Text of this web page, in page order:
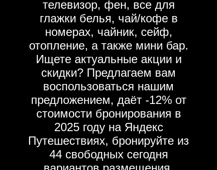
телевизор, фен, все для
глажки белья, чай/кофе в
номерах, чайник, сейф,
отопление, а также мини бар.
Ищете актуальные акции и
скидки? Предлагаем вам
воспользоваться нашим
предложением, даёт -12% от
стоимости бронирования в
2025 году на Яндекс
Путешествиях, бронируйте из
44 свободных сегодня